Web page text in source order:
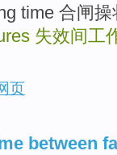
time 合闸
失效间工
页
between